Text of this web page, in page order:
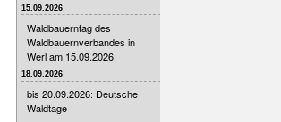
15.09.2026
Waldbauerntag des
Waldbauernverbandes in
Werl am 15.09.2026
18.09.2026
bis 20.09.2026: Deutsche
Waldtage